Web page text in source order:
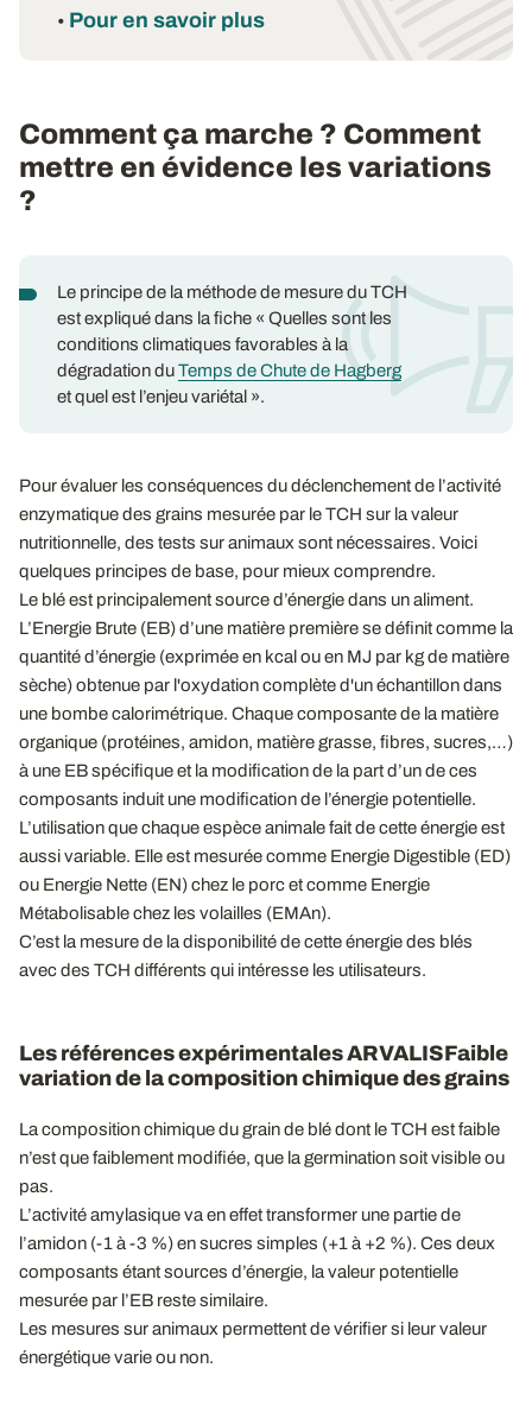
• Pour en savoir plus
Comment ça marche ? Comment
mettre en évidence les variations
?
Le principe de la méthode de mesure du TCH
est expliqué dans la fiche « Quelles sont les
conditions climatiques favorables à la
dégradation duTemps de Chute de Hagberg
et quel est l’enjeu variétal ».
Pour évaluer les conséquences du déclenchement de l’activité
enzymatique des grains mesurée par le TCH sur la valeur
nutritionnelle, des tests sur animaux sont nécessaires. Voici
quelques principes de base, pour mieux comprendre.
Le blé est principalement source d’énergie dans un aliment.
L’Energie Brute (EB) d’une matière première se définit comme la
quantité d’énergie (exprimée en kcal ou en MJ par kg de matière
sèche) obtenue par l'oxydation complète d'un échantillon dans
une bombe calorimétrique. Chaque composante de la matière
organique (protéines, amidon, matière grasse, fibres, sucres,…)
à une EB spécifique et la modification de la part d’un de ces
composants induit une modification de l’énergie potentielle.
L’utilisation que chaque espèce animale fait de cette énergie est
aussi variable. Elle est mesurée comme Energie Digestible (ED)
ou Energie Nette (EN) chez le porc et comme Energie
Métabolisable chez les volailles (EMAn).
C’est la mesure de la disponibilité de cette énergie des blés
avec des TCH différents qui intéresse les utilisateurs.
Les références expérimentales ARVALISFaible
variation de la composition chimique des grains
La composition chimique du grain de blé dont le TCH est faible
n’est que faiblement modifiée, que la germination soit visible ou
pas.
L’activité amylasique va en effet transformer une partie de
l’amidon (-1 à -3 %) en sucres simples (+1 à +2 %). Ces deux
composants étant sources d’énergie, la valeur potentielle
mesurée par l’EB reste similaire.
Les mesures sur animaux permettent de vérifier si leur valeur
énergétique varie ou non.